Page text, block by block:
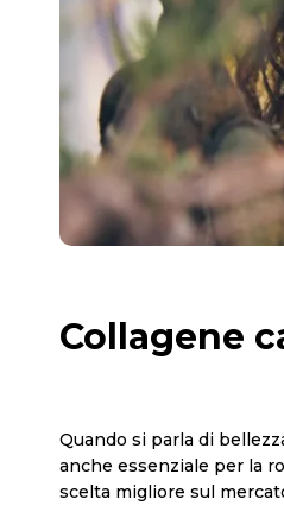
Collagene
Quando si parla di
anche essenziale per la
scelta migliore sul